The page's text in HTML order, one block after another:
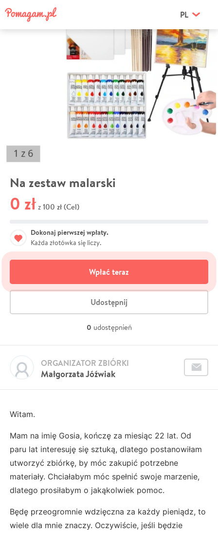
PL
Na zestaw malarski
0 zł z 100 zł (Cel)
Dokonaj pierwszej wpłaty.
Każda złotówka się liczy.
Wpłać teraz
Udostępnij
0 udostępnień
Małgorzata Jóźwiak
ORGANIZATOR ZBIÓRKI
Witam.
Mam na imię Gosia, kończę za miesiąc 22 lat. Od
paru lat interesuję się sztuką, dlatego postanowiłam
utworzyć zbiórkę, by móc zakupić potrzebne
materiały. Chciałabym móc spełnić swoje marzenie,
dlatego prosiłabym o jakąkolwiek pomoc.
Będę przeogromnie wdzięczna za każdy pieniądz, to
wiele dla mnie znaczy. Oczywiście, jeśli będzie